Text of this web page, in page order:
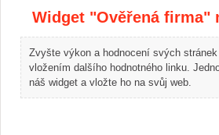
Widget "Ověřená firma"
Zvyšte výkon a hodnocení svých
vložením dalšího hodnotného linku.
náš widget a vložte ho na svůj web.